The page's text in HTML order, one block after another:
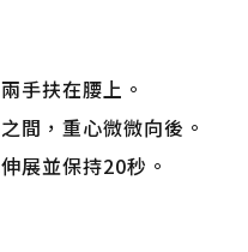
手扶在腰上。
間，重心微微向後。
展並保持20秒。